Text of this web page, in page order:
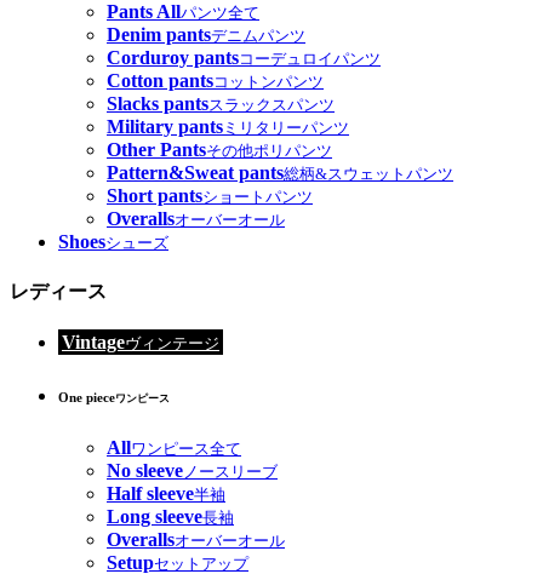
Pants Allパンツ全て
Denim pantsデニムパンツ
Corduroy pantsコーデュロイパンツ
Cotton pantsコットンパンツ
Slacks pantsスラックスパンツ
Military pants ミリタリーパンツ
Other Pantsその他ポリパンツ
Pattern&Sweat pants総柄&スウェットパンツ
Short pantsショートパンツ
Overallsオーバーオール
Shoesシューズ
レディース
Vintageヴィンテージ
One pieceワンピース
Allワンピース全て
No sleeve ノースリーブ
Half sleeve半袖
Long sleeve長袖
Overallsオーバーオール
Setupセットアップ